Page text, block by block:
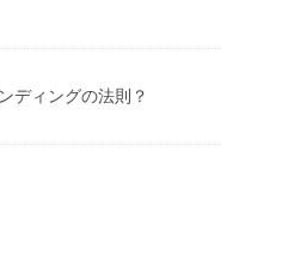
ディングの法則？